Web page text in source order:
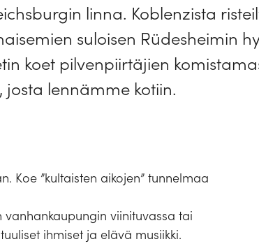
linna. Koblenzista
suloisen Rüdesheimin
koet pilvenpiirtäjien
josta lennämme kotiin.
Koe ”kultaisten aikojen” tunnelmaa
viinituvassa tai
ihmiset ja elävä musiikki.